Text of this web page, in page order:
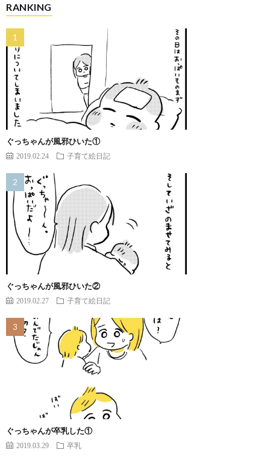
RANKING
ぐっちゃんが風邪ひいた①
2019.02.24 子育て絵日記
ぐっちゃんが風邪ひいた②
2019.02.27 子育て絵日記
ぐっちゃんが卒乳した①
2019.03.29 卒乳